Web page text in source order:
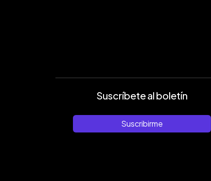
Suscríbete al boletín
Suscribirme